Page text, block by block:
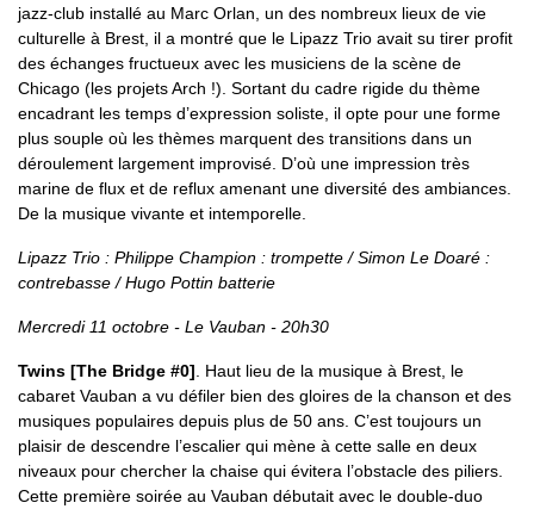
jazz-club installé au Marc Orlan, un des nombreux lieux de vie
culturelle à Brest, il a montré que le Lipazz Trio avait su tirer profit
des échanges fructueux avec les musiciens de la scène de
Chicago (les projets Arch !). Sortant du cadre rigide du thème
encadrant les temps d’expression soliste, il opte pour une forme
plus souple où les thèmes marquent des transitions dans un
déroulement largement improvisé. D’où une impression très
marine de flux et de reflux amenant une diversité des ambiances.
De la musique vivante et intemporelle.
Lipazz Trio : Philippe Champion : trompette / Simon Le Doaré :
contrebasse / Hugo Pottin batterie
Mercredi 11 octobre - Le Vauban - 20h30
Twins [The Bridge #0]. Haut lieu de la musique à Brest, le
cabaret Vauban a vu défiler bien des gloires de la chanson et des
musiques populaires depuis plus de 50 ans. C’est toujours un
plaisir de descendre l’escalier qui mène à cette salle en deux
niveaux pour chercher la chaise qui évitera l’obstacle des piliers.
Cette première soirée au Vauban débutait avec le double-duo